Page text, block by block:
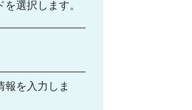
選択します。
報を入力しま